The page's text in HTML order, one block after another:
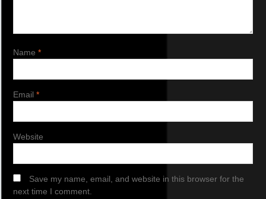
Name *
Email *
Website
Save my name, email, and website in this browser for the
next time I comment.